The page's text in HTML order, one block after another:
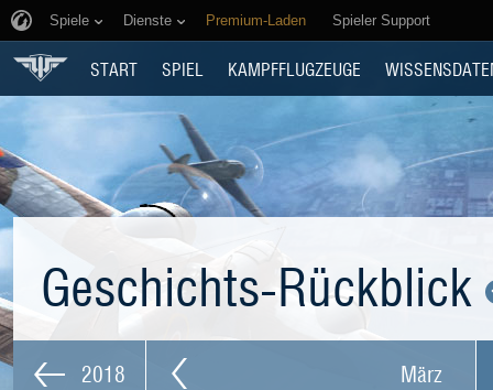
Spiele Dienste Premium-Laden Spieler Support
START SPIEL KAMPFFLUGZEUGE
Geschichts-Rückblick
2018 März